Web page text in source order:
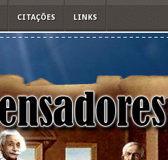
CITAÇÕES LINKS